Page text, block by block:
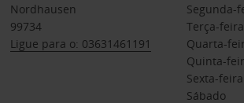
Nordhausen
99734
Ligue para o: 03631461191
Segunda-
Terça-feira
Quarta-
Quinta-
Sexta-feira
Sábado